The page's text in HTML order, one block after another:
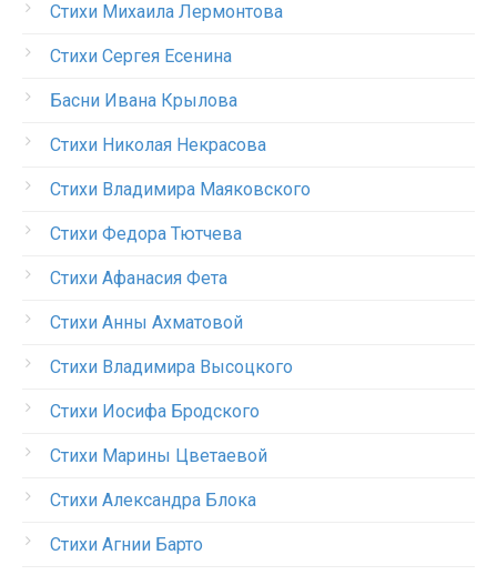
Стихи Михаила Лермонтова
Стихи Сергея Есенина
Басни Ивана Крылова
Стихи Николая Некрасова
Стихи Владимира Маяковского
Стихи Федора Тютчева
Стихи Афанасия Фета
Стихи Анны Ахматовой
Стихи Владимира Высоцкого
Стихи Иосифа Бродского
Стихи Марины Цветаевой
Стихи Александра Блока
Стихи Агнии Барто